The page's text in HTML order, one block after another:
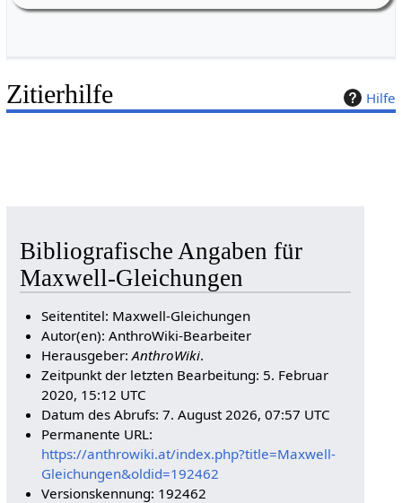
Hilfe
Zitierhilfe
Bibliografische Angaben für
Maxwell-Gleichungen
Seitentitel: Maxwell-Gleichungen
Autor(en): AnthroWiki-Bearbeiter
Herausgeber:AnthroWiki.
Zeitpunkt der letzten Bearbeitung: 5. Februar
2020, 15:12 UTC
Datum des Abrufs: 7. August 2026, 07:57 UTC
Permanente URL:
https://anthrowiki.at/index.php?title=Maxwell-
Gleichungen&oldid=192462
Versionskennung: 192462